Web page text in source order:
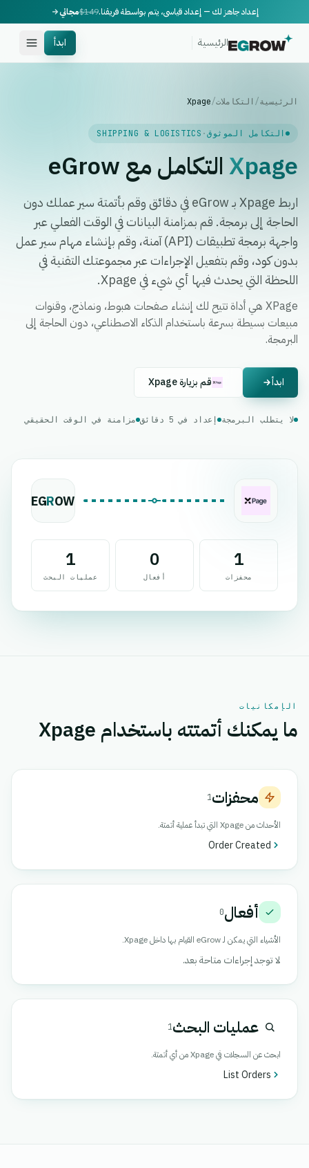
إعداد جاهز لك — إعداد قياسي، يتم بواسطة فريقنا.$149مجاني
الرئيسية ابدأ
الرئيسية/ التكاملات/
Xpage
التكامل الموثوق·
SHIPPING & LOGISTICS
Xpage التكامل مع eGrow
اربط Xpage بـ eGrow في دقائق وقم بأتمتة سير عملك دون
الحاجة إلى برمجة. قم بمزامنة البيانات في الوقت الفعلي عبر
واجهة برمجة تطبيقات (API) آمنة، وقم بإنشاء مهام سير عمل
بدون كود، وقم بتفعيل الإجراءات عبر مجموعتك التقنية في
اللحظة التي يحدث فيها أي شيء في Xpage.
XPage هي أداة تتيح لك إنشاء صفحات هبوط، ونماذج، وقنوات
مبيعات بسيطة بسرعة باستخدام الذكاء الاصطناعي، دون الحاجة إلى
البرمجة.
ابدأ قم بزيارة Xpage
لا يتطلب البرمجة إعداد في 5 دقائق مزامنة في الوقت الحقيقي
EGROW
1
محفزات
0
أفعال
1
عمليات البحث
الإمكانيات
ما يمكنك أتمتته باستخدام Xpage
محفزات1
الأحداث من Xpage التي تبدأ عملية أتمتة.
Order Created
أفعال0
الأشياء التي يمكن لـ eGrow القيام بها داخل Xpage.
لا توجد إجراءات متاحة بعد.
عمليات البحث1
ابحث عن السجلات في Xpage من أي أتمتة.
List Orders